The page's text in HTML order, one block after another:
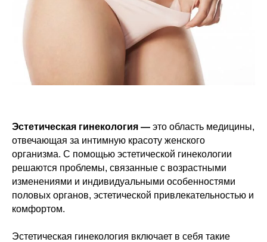
Эстетическая гинекология — это область медицины,
отвечающая за интимную красоту женского
организма. С помощью эстетической гинекологии
решаются проблемы, связанные с возрастными
изменениями и индивидуальными особенностями
половых органов, эстетической привлекательностью и
комфортом.
Эстетическая гинекология включает в себя такие